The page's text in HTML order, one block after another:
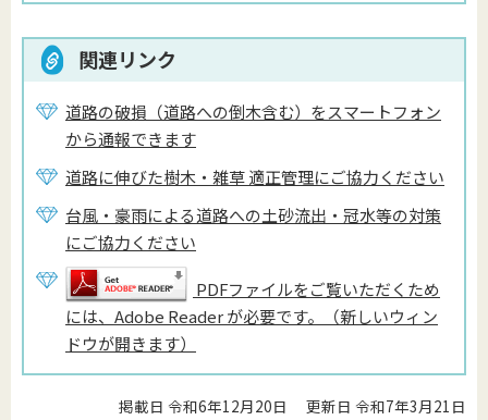
関連リンク
道路の破損（道路への倒木含む）をスマートフォン
から通報できます
道路に伸びた樹木・雑草 適正管理にご協力ください
台風・豪雨による道路への土砂流出・冠水等の対策
にご協力ください
PDFファイルをご覧いただくため
には、Adobe Reader が必要です。（新しいウィン
ドウが開きます）
掲載日 令和6年12月20日 更新日 令和7年3月21日